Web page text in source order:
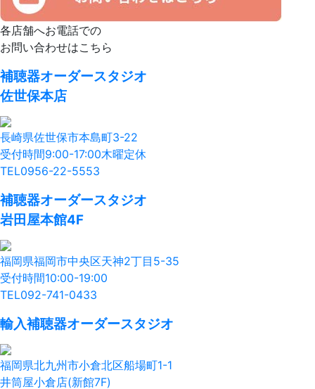
各店舗へお電話での
お問い合わせはこちら
補聴器オーダースタジオ
佐世保本店
長崎県佐世保市本島町3-22
受付時間9:00-17:00木曜定休
TEL0956-22-5553
補聴器オーダースタジオ
岩田屋本館4F
福岡県福岡市中央区天神2丁目5-35
受付時間10:00-19:00
TEL092-741-0433
輸入補聴器オーダースタジオ
福岡県北九州市小倉北区船場町1-1
井筒屋小倉店(新館7F)